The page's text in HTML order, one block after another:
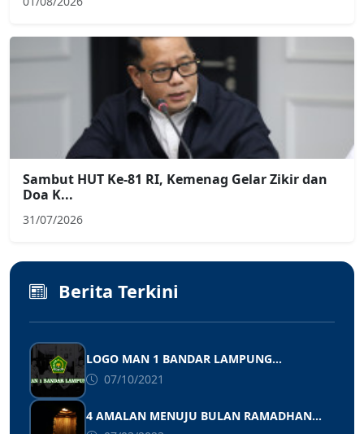
Sambut HUT Ke-81 RI, Kemenag Gelar Zikir dan
Doa K...
31/07/2026
Berita Terkini
LOGO MAN 1 BANDAR LAMPUNG...
07/10/2021
4 AMALAN MENUJU BULAN RAMADHAN...